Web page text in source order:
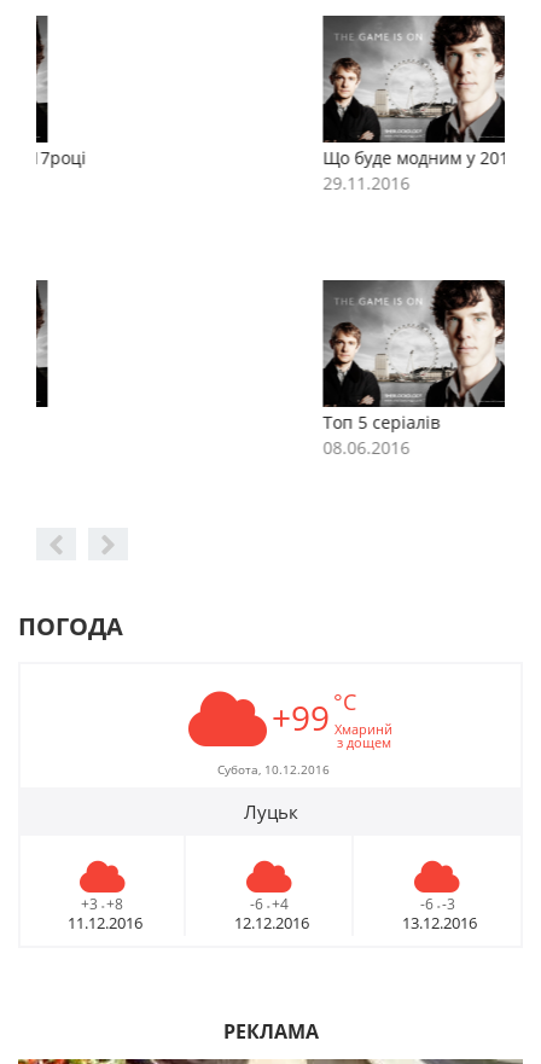
Що буде модним у 2017році
ПОГОДА
+99 °C
Хмаринй
з дощем
Субота, 10.12.2016
Луцьк
+3 - +8
11.12.2016
-6 - +4
12.12.2016
-6 - -3
13.12.2016
РЕКЛАМА